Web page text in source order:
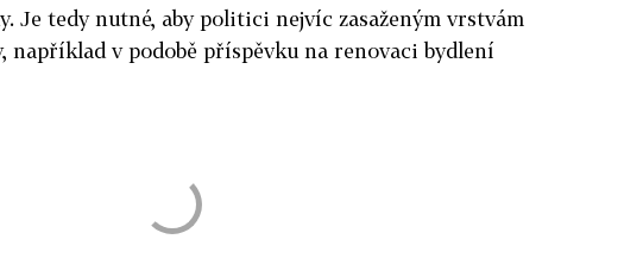
Je tedy nutné, aby politici nejvíc zasaženým vrstvám
například v podobě příspěvku na renovaci bydlení